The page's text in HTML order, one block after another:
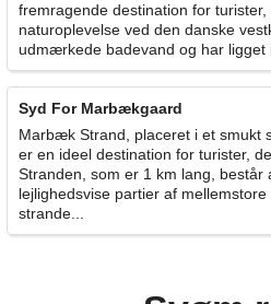
fremragende destination for
naturoplevelse ved den danske
udmærkede badevand og har ligget
Syd For Marbækgaard
Marbæk Strand, placeret i et smukt
er en ideel destination for turister,
Stranden, som er 1 km lang, består
lejlighedsvise partier af
strande...